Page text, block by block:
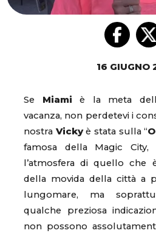
16 GIUGNO
Se Miami è la meta
vacanza, non perdetevi i
nostra Vickyè stata sulla “
famosa della Magic
l’atmosfera di quello
della movida della città a
lungomare, ma
qualche preziosa
non possono